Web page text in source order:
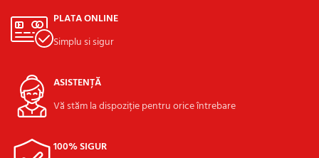
PLATA ONLINE
Simplu si sigur
ASISTENȚĂ
Vă stăm la dispoziție pentru orice întrebare
100% SIGUR